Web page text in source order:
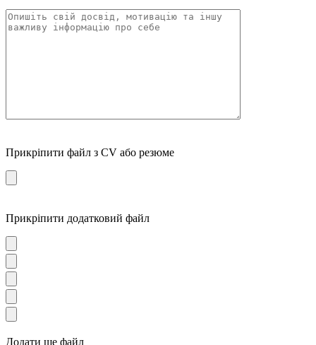
Прикріпити файл з CV або резюме
Прикріпити додатковий файл
Додати ще файл